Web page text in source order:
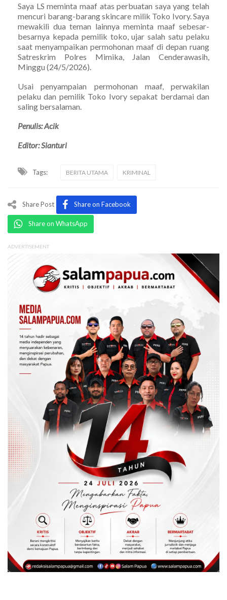
Saya LS meminta maaf atas perbuatan saya yang telah
mencuri barang-barang skincare milik Toko Ivory. Saya
mewakili dua teman lainnya meminta maaf sebesar-
besarnya kepada pemilik toko, ujar salah satu pelaku
saat menyampaikan permohonan maaf di depan ruang
Satreskrim Polres Mimika, Jalan Cenderawasih,
Minggu (24/5/2026).
Usai penyampaian permohonan maaf, perwakilan
pelaku dan pemilik Toko Ivory sepakat berdamai dan
saling bersalaman.
Penulis: Acik
Editor: Sianturi
Tags: BERITA UTAMA KRIMINAL
Share Post Share on Facebook
Share on WhatsApp
ADVERTISEMENT